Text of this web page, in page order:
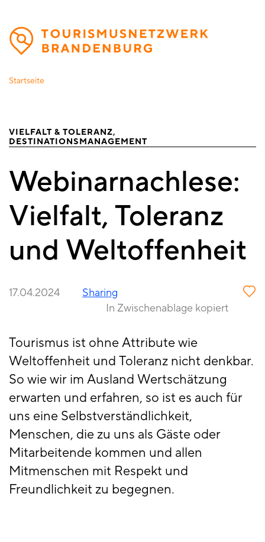
Direkt
zum
Inhalt
Startseite
VIELFALT & TOLERANZ
DESTINATIONSMANAGEMENT
Webinarnachlese:
Vielfalt, Toleranz
und Weltoffenheit
17.04.2024
Sharing
In Zwischenablage kopiert
Tourismus ist ohne Attribute wie
Weltoffenheit und Toleranz nicht denkbar.
So wie wir im Ausland Wertschätzung
erwarten und erfahren, so ist es auch für
uns eine Selbstverständlichkeit,
Menschen, die zu uns als Gäste oder
Mitarbeitende kommen und allen
Mitmenschen mit Respekt und
Freundlichkeit zu begegnen.